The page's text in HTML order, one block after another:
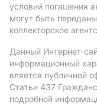
условий погашения
могут быть
коллекторское
Данный Интернет-
информационный
вляется публичной
Статьи 437
подробной